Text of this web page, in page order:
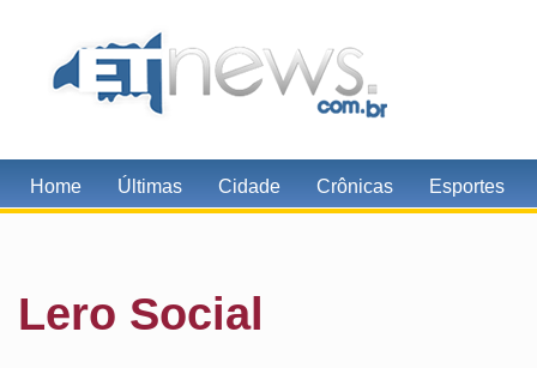
Home Últimas Cidade Crônicas Esportes
Lero Social